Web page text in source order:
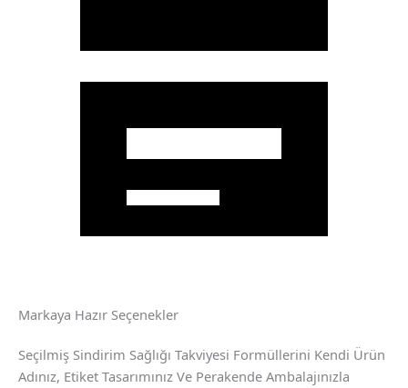
Markaya Hazır Seçenekler
Seçilmiş Sindirim Sağlığı Takviyesi Formüllerini Kendi Ürün
Adınız, Etiket Tasarımınız Ve Perakende Ambalajınızla